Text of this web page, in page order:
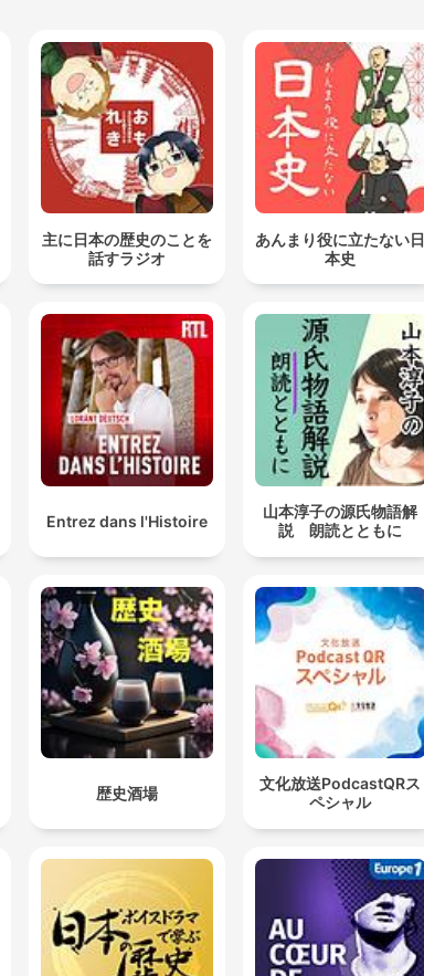
iconic Titanic movie theme
cementing unmatched
superstardom. After settling
into a Las Vegas residency,
she tragically loses husband
René to cancer while battling
her own rare neurological
condition forcing a performing
hiatus. Despite adversity and
uncertainty plaguing a historic
40-year career boasting over
200 million albums sold, Celine
remains driven to overcome
health struggles and honor her
late husband’s legacy through
future song. Her unlikely small-
town origins-to-worldwide-
fame story exemplifies how
humble beginnings cannot
restrain extraordinary talent
fueled by resilience. This
content was created in
partnership and with the help
of Artificial Intelligence AI.
主に日本の歴史のことを
話すラジオ
あんまり役に立たない日
本史
Entrez dans l'Histoire
山本淳子の源氏物語解
説 朗読とともに
歴史酒場
文化放送PodcastQRス
ペシャル